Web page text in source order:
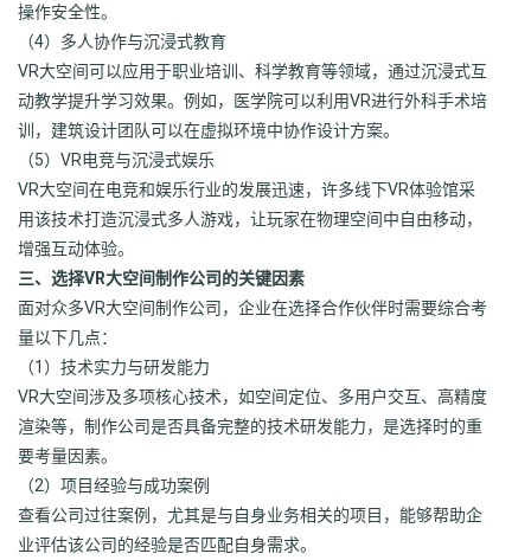
操作安全性。
（4）多人协作与沉浸式教育
VR大空间可以应用于职业培训、科学教育等领域，通过沉浸式互
动教学提升学习效果。例如，医学院可以利用VR进行外科手术培
训，建筑设计团队可以在虚拟环境中协作设计方案。
（5）VR电竞与沉浸式娱乐
VR大空间在电竞和娱乐行业的发展迅速，许多线下VR体验馆采
用该技术打造沉浸式多人游戏，让玩家在物理空间中自由移动，
增强互动体验。
三、选择VR大空间制作公司的关键因素
面对众多VR大空间制作公司，企业在选择合作伙伴时需要综合考
量以下几点：
（1）技术实力与研发能力
VR大空间涉及多项核心技术，如空间定位、多用户交互、高精度
渲染等，制作公司是否具备完整的技术研发能力，是选择时的重
要考量因素。
（2）项目经验与成功案例
查看公司过往案例，尤其是与自身业务相关的项目，能够帮助企
业评估该公司的经验是否匹配自身需求。